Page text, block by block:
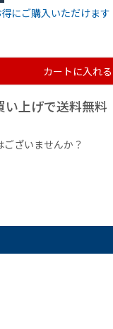
にご購入いただけます
カートに入れる
上げで送料無料
ざいませんか？